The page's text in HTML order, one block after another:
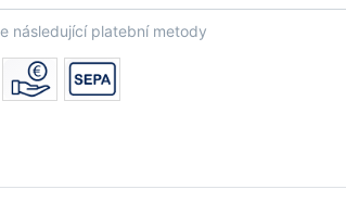
následující platební metody